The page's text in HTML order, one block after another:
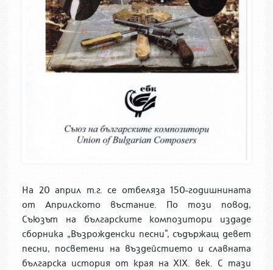
На 20 април т.г. се отбеляза 150-годишнината
от Априлското въстание. По този повод,
Съюзът на българските композитори издаде
сборника „Възрожденски песни“, съдържащ девет
песни, посветени на въздейстието и славната
българска история от края наXIX. век. С тази